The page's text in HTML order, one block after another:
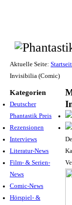
Aktuelle Seite:
Invisibilia (Comic)
Kategorien
Deutscher
Phantastik Preis
Rezensionen
Interviews
Literatur-News
Film- & Serien-
News
Comic-News
Hörspiel- &